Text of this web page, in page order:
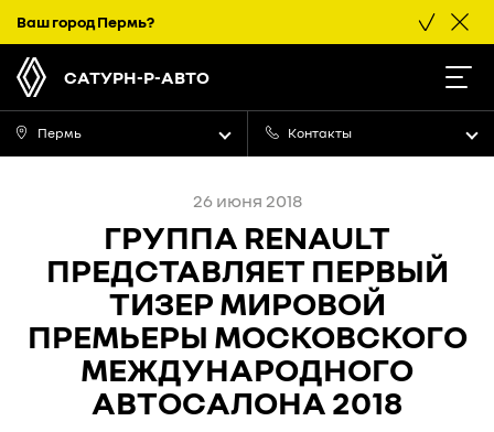
Ваш городПермь?
САТУРН-Р-АВТО
Пермь Контакты
26 июня 2018
ГРУППА RENAULT
ПРЕДСТАВЛЯЕТ ПЕРВЫЙ
ТИЗЕР МИРОВОЙ
ПРЕМЬЕРЫ МОСКОВСКОГО
МЕЖДУНАРОДНОГО
АВТОСАЛОНА 2018